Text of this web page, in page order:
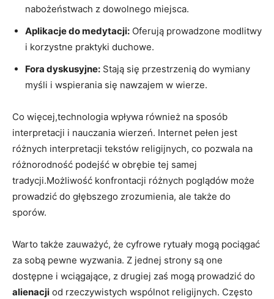
nabożeństwach z dowolnego miejsca.
Aplikacje do medytacji: Oferują prowadzone modlitwy
i korzystne praktyki duchowe.
Fora dyskusyjne: Stają się przestrzenią do wymiany
myśli i wspierania się nawzajem w wierze.
Co więcej,technologia wpływa również na sposób
interpretacji i nauczania wierzeń. Internet pełen jest
różnych interpretacji tekstów religijnych, co pozwala na
różnorodność podejść w obrębie tej samej
tradycji.Możliwość konfrontacji różnych poglądów może
prowadzić do głębszego zrozumienia, ale także do
sporów.
Warto także zauważyć, że cyfrowe rytuały mogą pociągać
za sobą pewne wyzwania. Z jednej strony są one
dostępne i wciągające, z drugiej zaś mogą prowadzić do
alienacji od rzeczywistych wspólnot religijnych. Często